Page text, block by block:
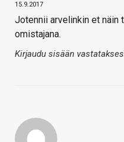
15.9.2017
Jotennii arvelinkin et näin
omistajana.
Kirjaudu sisään